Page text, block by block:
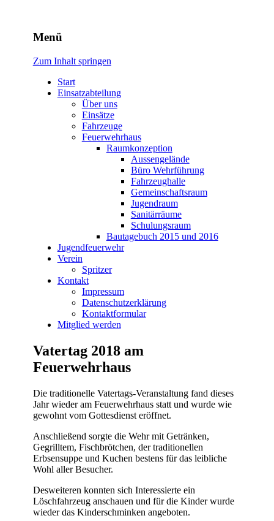
Freiwillige Feuerwehr
Rodheim v.d.H.
Menü
Zum Inhalt springen
Start
Einsatzabteilung
Über uns
Einsätze
Fahrzeuge
Feuerwehrhaus
Raumkonzeption
Aussengelände
Büro Wehrführung
Fahrzeughalle
Gemeinschaftsraum
Jugendraum
Sanitärräume
Schulungsraum
Bautagebuch 2015 und 2016
Jugendfeuerwehr
Verein
Spritzer
Kontakt
Impressum
Datenschutzerklärung
Kontaktformular
Mitglied werden
Vatertag 2018 am
Feuerwehrhaus
Die traditionelle Vatertags-Veranstaltung fand dieses
Jahr wieder am Feuerwehrhaus statt und wurde wie
gewohnt vom Gottesdienst eröffnet.
Anschließend sorgte die Wehr mit Getränken,
Gegrilltem, Fischbrötchen, der traditionellen
Erbsensuppe und Kuchen bestens für das leibliche
Wohl aller Besucher.
Desweiteren konnten sich Interessierte ein
Löschfahrzeug anschauen und für die Kinder wurde
wieder das Kinderschminken angeboten.